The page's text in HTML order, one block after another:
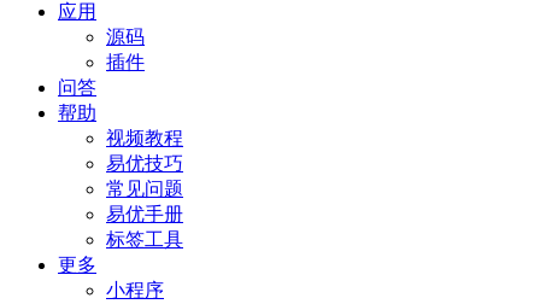
应用
源码
插件
问答
帮助
视频教程
易优技巧
常见问题
易优手册
标签工具
更多
小程序